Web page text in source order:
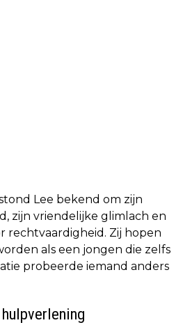
Lee bekend om zijn
zijn vriendelijke glimlach en
rechtvaardigheid. Zij hopen
als een jongen die zelfs
probeerde iemand anders